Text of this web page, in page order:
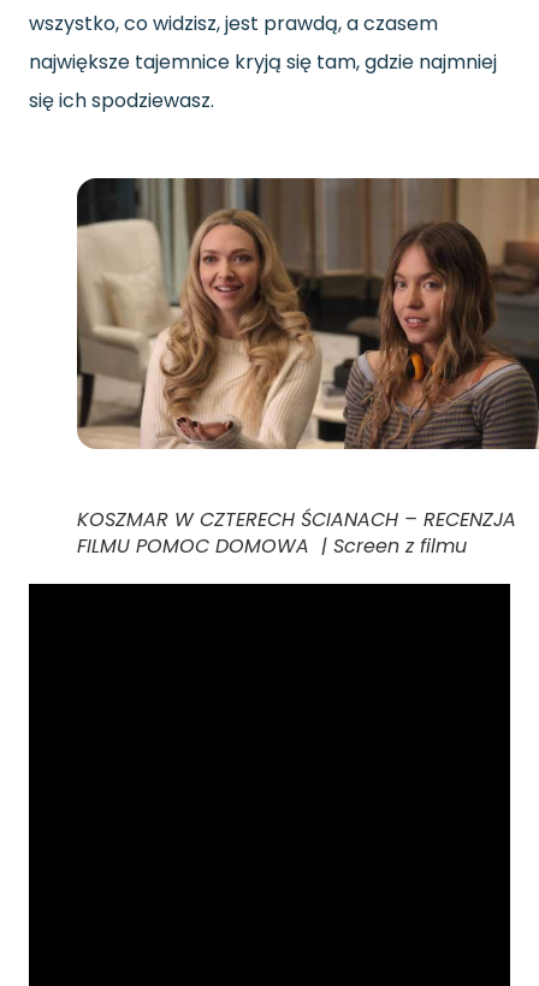
wszystko, co widzisz, jest prawdą, a czasem
największe tajemnice kryją się tam, gdzie najmniej
się ich spodziewasz.
KOSZMAR W CZTERECH ŚCIANACH – RECENZJA
FILMU POMOC DOMOWA | Screen z filmu